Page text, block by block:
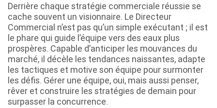
Derrière chaque stratégie commerciale réussie se
cache souvent un visionnaire. Le Directeur
Commercial n’est pas qu’un simple exécutant ; il est
le phare qui guide l’équipe vers des eaux plus
prospères. Capable d’anticiper les mouvances du
marché, il décèle les tendances naissantes, adapte
les tactiques et motive son équipe pour surmonter
les défis. Gérer une équipe, oui, mais aussi penser,
rêver et construire les stratégies de demain pour
surpasser la concurrence.